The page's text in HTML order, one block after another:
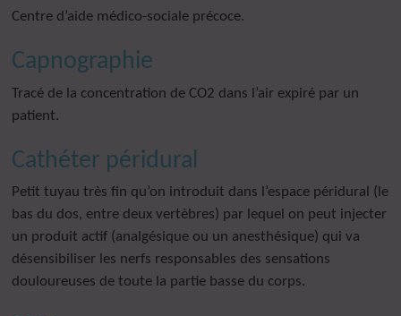
Centre d’aide médico-sociale précoce.
Capnographie
Tracé de la concentration de CO2 dans l’air expiré par un
patient.
Cathéter péridural
Petit tuyau très fin qu’on introduit dans l’espace péridural (le
bas du dos, entre deux vertèbres) par lequel on peut injecter
un produit actif (analgésique ou un anesthésique) qui va
désensibiliser les nerfs responsables des sensations
douloureuses de toute la partie basse du corps.